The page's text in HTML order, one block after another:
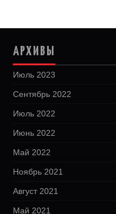
АРХИВЫ
Июль 2023
Сентябрь 2022
Июль 2022
Июнь 2022
Май 2022
Ноябрь 2021
Август 2021
Май 2021